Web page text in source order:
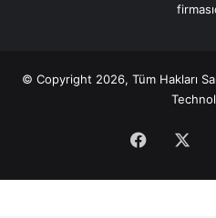
© Copyright 2026, Tüm Hakları